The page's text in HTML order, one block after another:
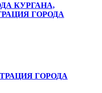
КУРГАНА,
ГОРОДА
ГОРОДА